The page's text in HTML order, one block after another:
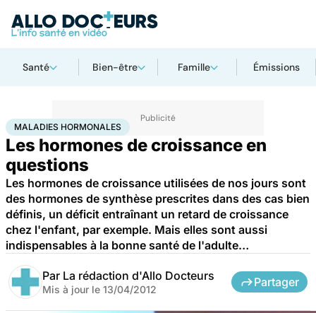
Santé Bien-être Famille Émissions
AccueilFamilleEnfantMaladies hormonales
MALADIES HORMONALES
Les hormones de croissance en
questions
Les hormones de croissance utilisées de nos jours sont
des hormones de synthèse prescrites dans des cas bien
définis, un déficit entraînant un retard de croissance
chez l'enfant, par exemple. Mais elles sont aussi
indispensables à la bonne santé de l'adulte…
Par La rédaction d'Allo Docteurs
Mis à jour le 13/04/2012
Partager